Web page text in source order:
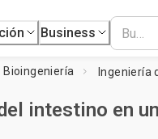
Business
Bioingeniería
intestino en